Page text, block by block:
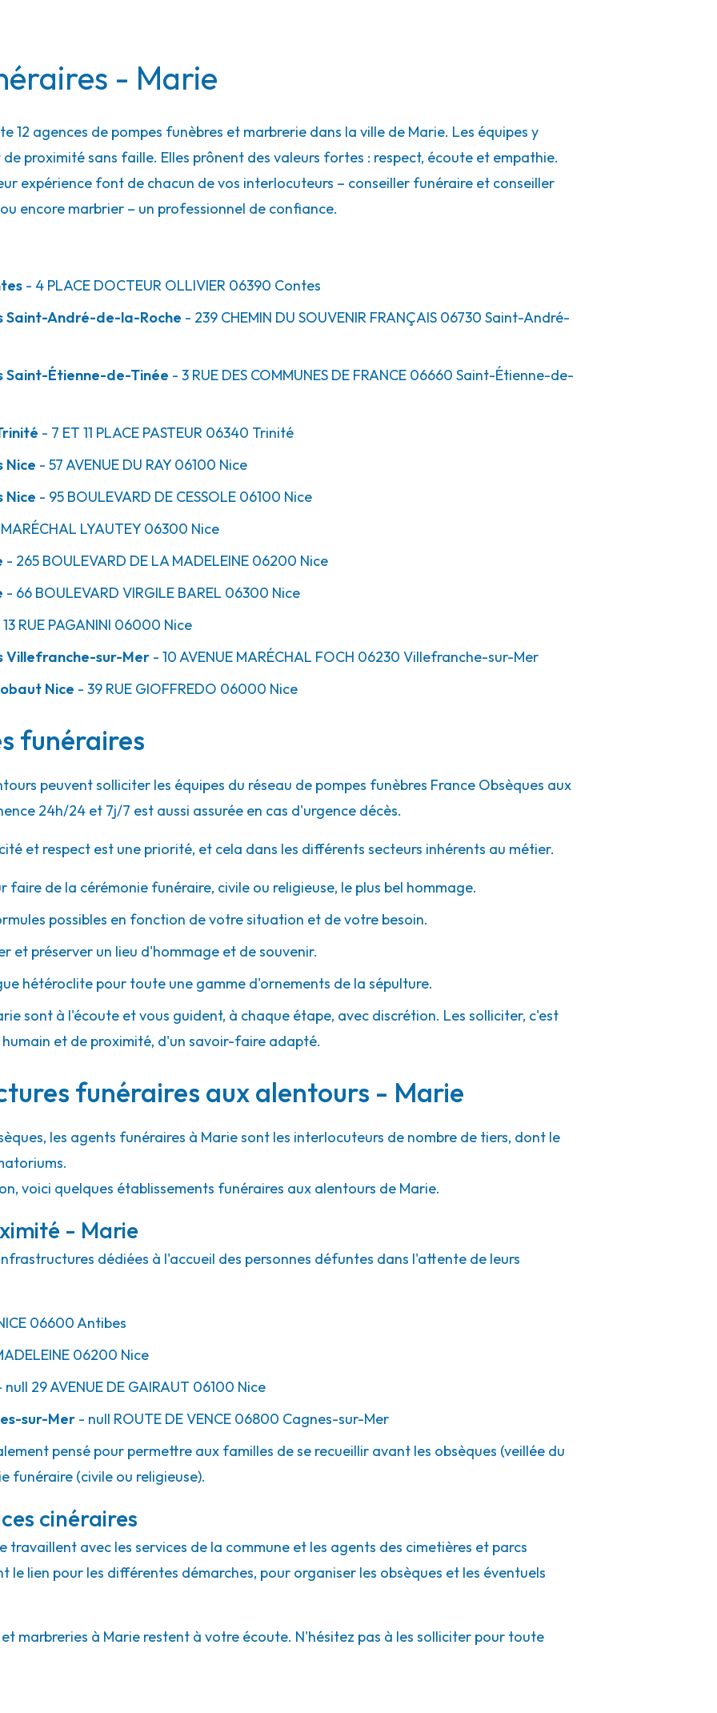
36.9km
Nice
38.7km
sur-Mer
39.0km
Gioffredo
39.1km
- Marie
12 agences de pompes funèbres et marbrerie dans la ville de Marie. Les équipes y
proximité sans faille. Elles prônent des valeurs fortes : respect, écoute et empathie.
expérience font de chacun de vos interlocuteurs – conseiller funéraire et conseiller
encore marbrier – un professionnel de confiance.
- 4 PLACE DOCTEUR OLLIVIER 06390 Contes
Saint-André-de-la-Roche - 239 CHEMIN DU SOUVENIR FRANÇAIS 06730 Saint-André-
Saint-Étienne-de-Tinée - 3 RUE DES COMMUNES DE FRANCE 06660 Saint-Étienne-de-
- 7 ET 11 PLACE PASTEUR 06340 Trinité
Nice - 57 AVENUE DU RAY 06100 Nice
Nice - 95 BOULEVARD DE CESSOLE 06100 Nice
LYAUTEY 06300 Nice
- 265 BOULEVARD DE LA MADELEINE 06200 Nice
- 66 BOULEVARD VIRGILE BAREL 06300 Nice
RUE PAGANINI 06000 Nice
Villefranche-sur-Mer - 10 AVENUE MARÉCHAL FOCH 06230 Villefranche-sur-Mer
Nice - 39 RUE GIOFFREDO 06000 Nice
funéraires
peuvent solliciter les équipes du réseau de pompes funèbres France Obsèques aux
24h/24 et 7j/7 est aussi assurée en cas d'urgence décès.
et respect est une priorité, et cela dans les différents secteurs inhérents au métier.
faire de la cérémonie funéraire, civile ou religieuse, le plus bel hommage.
possibles en fonction de votre situation et de votre besoin.
et préserver un lieu d'hommage et de souvenir.
hétéroclite pour toute une gamme d'ornements de la sépulture.
sont à l'écoute et vous guident, à chaque étape, avec discrétion. Les solliciter, c'est
et de proximité, d'un savoir-faire adapté.
funéraires aux alentours - Marie
les agents funéraires à Marie sont les interlocuteurs de nombre de tiers, dont le
voici quelques établissements funéraires aux alentours de Marie.
- Marie
dédiées à l'accueil des personnes défuntes dans l'attente de leurs
06600Antibes
06200 Nice
null 29 AVENUE DE GAIRAUT 06100 Nice
sur-Mer - null ROUTE DE VENCE 06800 Cagnes-sur-Mer
pensé pour permettre aux familles de se recueillir avant les obsèques (veillée du
funéraire (civile ou religieuse).
cinéraires
travaillent avec les services de la commune et les agents des cimetières et parcs
le lien pour les différentes démarches, pour organiser les obsèques et les éventuels
marbreries à Marie restent à votre écoute. N'hésitez pas à les solliciter pour toute